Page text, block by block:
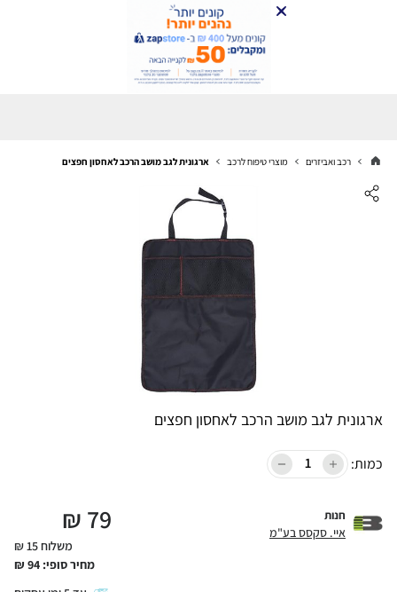
רכב ואביזרים מוצרי טיפוח לרכב ארגונית לגב מושב הרכב לאחסון חפצים
ארגונית לגב מושב הרכב לאחסון חפצים
כמות:
חנות
איי. סקסס בע"מ 79
₪
משלוח 15 ₪
מחיר סופי: 94
₪